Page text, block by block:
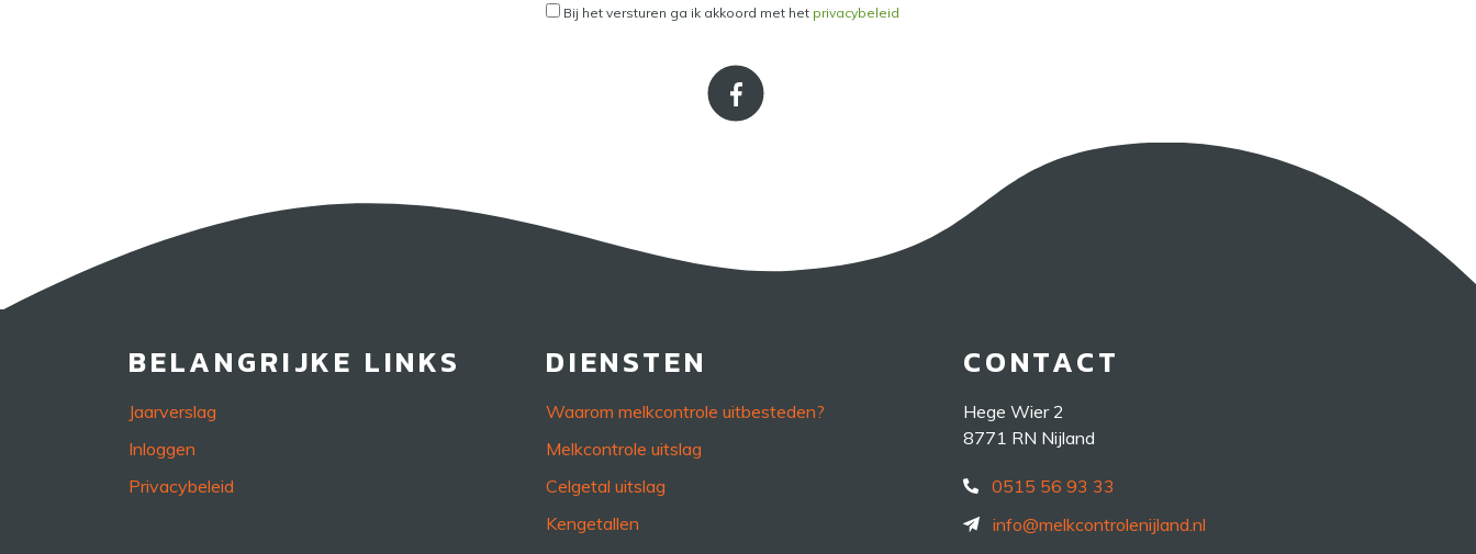
Bij het versturen ga ik akkoord met het privacybeleid
BELANGRIJKE LINKS
Jaarverslag
Inloggen
Privacybeleid
DIENSTEN
Waarom melkcontrole uitbesteden?
Melkcontrole uitslag
Celgetal uitslag
Kengetallen
CONTACT
Hege Wier 2
8771 RN Nijland
0515 56 93 33
info@melkcontrolenijland.nl